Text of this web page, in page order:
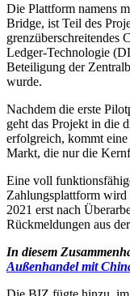
Die Plattform namens
Bridge, ist Teil des
grenzüberschreitendes
Ledger-Technologie
Beteiligung der
wurde.
Nachdem die erste
geht das Projekt in die
erfolgreich, kommt
Markt, die nur die
Eine voll
Zahlungsplattform
2021 erst nach
Rückmeldungen aus
In diesem
Außenhandel mit